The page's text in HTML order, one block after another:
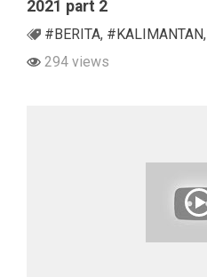
2021 part 2
#BERITA, #KALIMANTAN,
294 views